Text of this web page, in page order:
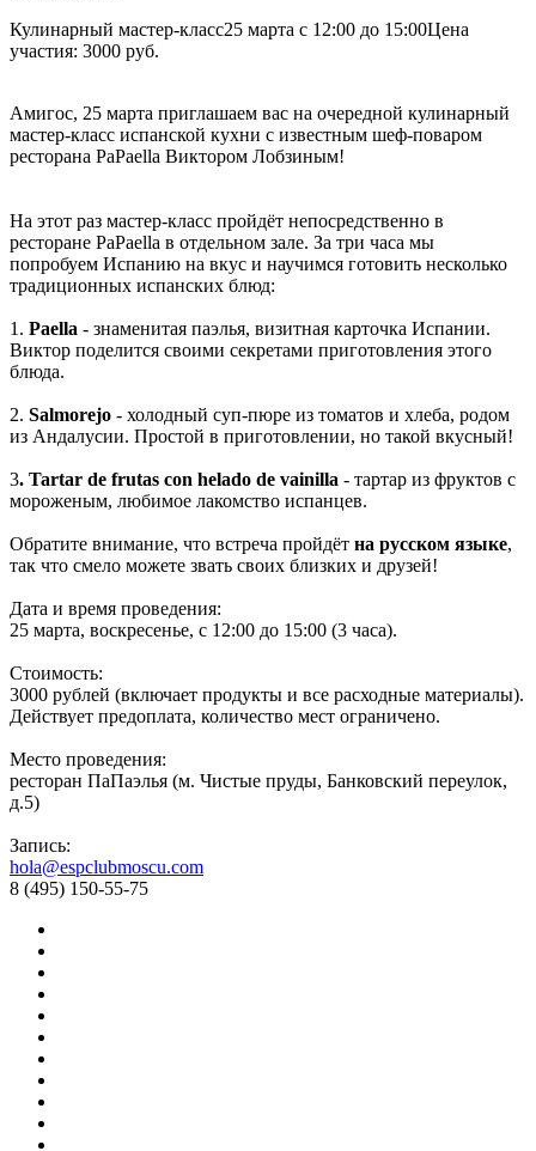
Кулинарный мастер-класс25 марта с 12:00 до 15:00Цена
участия: 3000 руб.
Амигос, 25 марта приглашаем вас на очередной кулинарный
мастер-класс испанской кухни с известным шеф-поваром
ресторана PaPaella Виктором Лобзиным!
На этот раз мастер-класс пройдёт непосредственно в
ресторане PaPaella в отдельном зале. За три часа мы
попробуем Испанию на вкус и научимся готовить несколько
традиционных испанских блюд:
1. Paella - знаменитая паэлья, визитная карточка Испании.
Виктор поделится своими секретами приготовления этого
блюда.
2. Salmorejo - холодный суп-пюре из томатов и хлеба, родом
из Андалусии. Простой в приготовлении, но такой вкусный!
3. Tartar de frutas con helado de vainilla - тартар из фруктов с
мороженым, любимое лакомство испанцев.
Обратите внимание, что встреча пройдёт на русском языке,
так что смело можете звать своих близких и друзей!
Дата и время проведения:
25 марта, воскресенье, с 12:00 до 15:00 (3 часа).
Стоимость:
3000 рублей (включает продукты и все расходные материалы).
Действует предоплата, количество мест ограничено.
Место проведения:
ресторан ПаПаэлья (м. Чистые пруды, Банковский переулок,
д.5)
Запись:
hola@espclubmoscu.com
8 (495) 150-55-75